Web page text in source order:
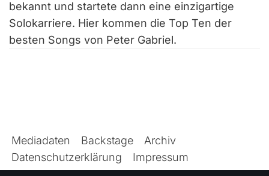
bekannt und startete dann eine einzigartige
Solokarriere. Hier kommen die Top Ten der
besten Songs von Peter Gabriel.
Mediadaten Backstage
Archiv
Datenschutzerklärung
Impressum